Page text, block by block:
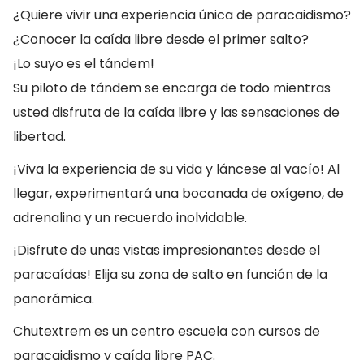
¿Quiere vivir una experiencia única de paracaidismo?
¿Conocer la caída libre desde el primer salto?
¡Lo suyo es el tándem!
Su piloto de tándem se encarga de todo mientras
usted disfruta de la caída libre y las sensaciones de
libertad.
¡Viva la experiencia de su vida y láncese al vacío! Al
llegar, experimentará una bocanada de oxígeno, de
adrenalina y un recuerdo inolvidable.
¡Disfrute de unas vistas impresionantes desde el
paracaídas! Elija su zona de salto en función de la
panorámica.
Chutextrem es un centro escuela con cursos de
paracaidismo y caída libre PAC.